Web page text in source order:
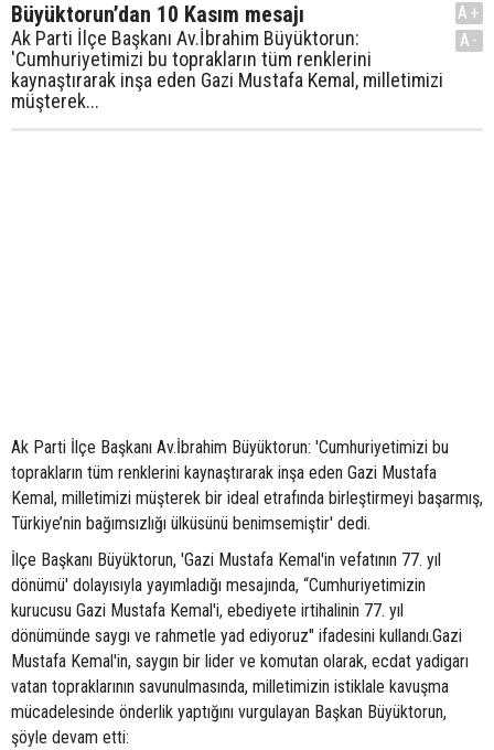
Büyüktorun’dan 10 Kasım mesajı
Ak Parti İlçe Başkanı Av.İbrahim Büyüktorun:
'Cumhuriyetimizi bu toprakların tüm renklerini
kaynaştırarak inşa eden Gazi Mustafa Kemal, milletimizi
müşterek...
A+
A-
Ak Parti İlçe Başkanı Av.İbrahim Büyüktorun: 'Cumhuriyetimizi bu
toprakların tüm renklerini kaynaştırarak inşa eden Gazi Mustafa
Kemal, milletimizi müşterek bir ideal etrafında birleştirmeyi başarmış,
Türkiye’nin bağımsızlığı ülküsünü benimsemiştir' dedi.
İlçe Başkanı Büyüktorun, 'Gazi Mustafa Kemal'in vefatının 77. yıl
dönümü' dolayısıyla yayımladığı mesajında, “Cumhuriyetimizin
kurucusu Gazi Mustafa Kemal'i, ebediyete irtihalinin 77. yıl
dönümünde saygı ve rahmetle yad ediyoruz" ifadesini kullandı.Gazi
Mustafa Kemal'in, saygın bir lider ve komutan olarak, ecdat yadigarı
vatan topraklarının savunulmasında, milletimizin istiklale kavuşma
mücadelesinde önderlik yaptığını vurgulayan Başkan Büyüktorun,
şöyle devam etti: